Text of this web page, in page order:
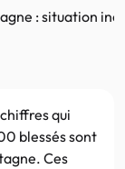
: situation
qui
blessés sont
Ces